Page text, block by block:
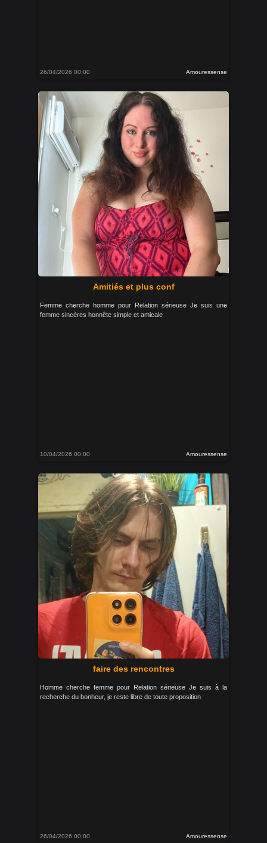
26/04/2026 00:00 Amouressense
Amitiés et plus conf
Femme cherche homme pour Relation sérieuse Je suis une
femme sincères honnête simple et amicale
10/04/2026 00:00 Amouressense
faire des rencontres
Homme cherche femme pour Relation sérieuse Je suis à la
recherche du bonheur, je reste libre de toute proposition
26/04/2026 00:00 Amouressense